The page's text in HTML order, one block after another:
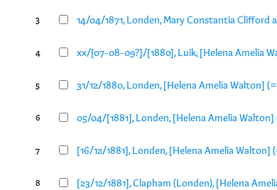
3 14/04/1871, Londen, Mary Constantia Clifford
4 xx/[07-08-09?]/[1880], Luik, [Helena Amelia
5 31/12/1880, Londen, [Helena Amelia Walton]
6 05/04/[1881], Londen, [Helena Amelia Walton]
7 [16/12/1881], Londen, [Helena Amelia
8 [23/12/1881], Clapham (Londen), [Helena